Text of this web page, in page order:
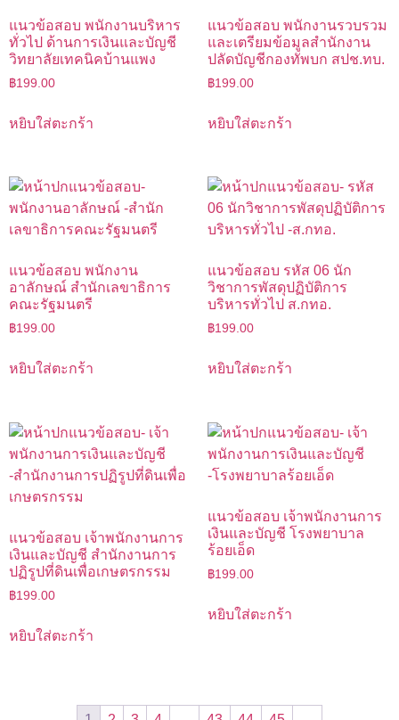
แนวข้อสอบ พนักงานบริหาร
ทั่วไป ด้านการเงินและบัญชี
วิทยาลัยเทคนิคบ้านแพง
฿199.00
หยิบใส่ตะกร้า
แนวข้อสอบ พนักงานรวบรวม
และเตรียมข้อมูลสำนักงาน
ปลัดบัญชีกองทัพบก สปช.ทบ.
฿199.00
หยิบใส่ตะกร้า
แนวข้อสอบ พนักงาน
อาลักษณ์ สำนักเลขาธิการ
คณะรัฐมนตรี
฿199.00
หยิบใส่ตะกร้า
แนวข้อสอบ รหัส 06 นัก
วิชาการพัสดุปฏิบัติการ
บริหารทั่วไป ส.กทอ.
฿199.00
หยิบใส่ตะกร้า
แนวข้อสอบ เจ้าพนักงานการ
เงินและบัญชี สำนักงานการ
ปฏิรูปที่ดินเพื่อเกษตรกรรม
฿199.00
หยิบใส่ตะกร้า
แนวข้อสอบ เจ้าพนักงานการ
เงินและบัญชี โรงพยาบาล
ร้อยเอ็ด
฿199.00
หยิบใส่ตะกร้า